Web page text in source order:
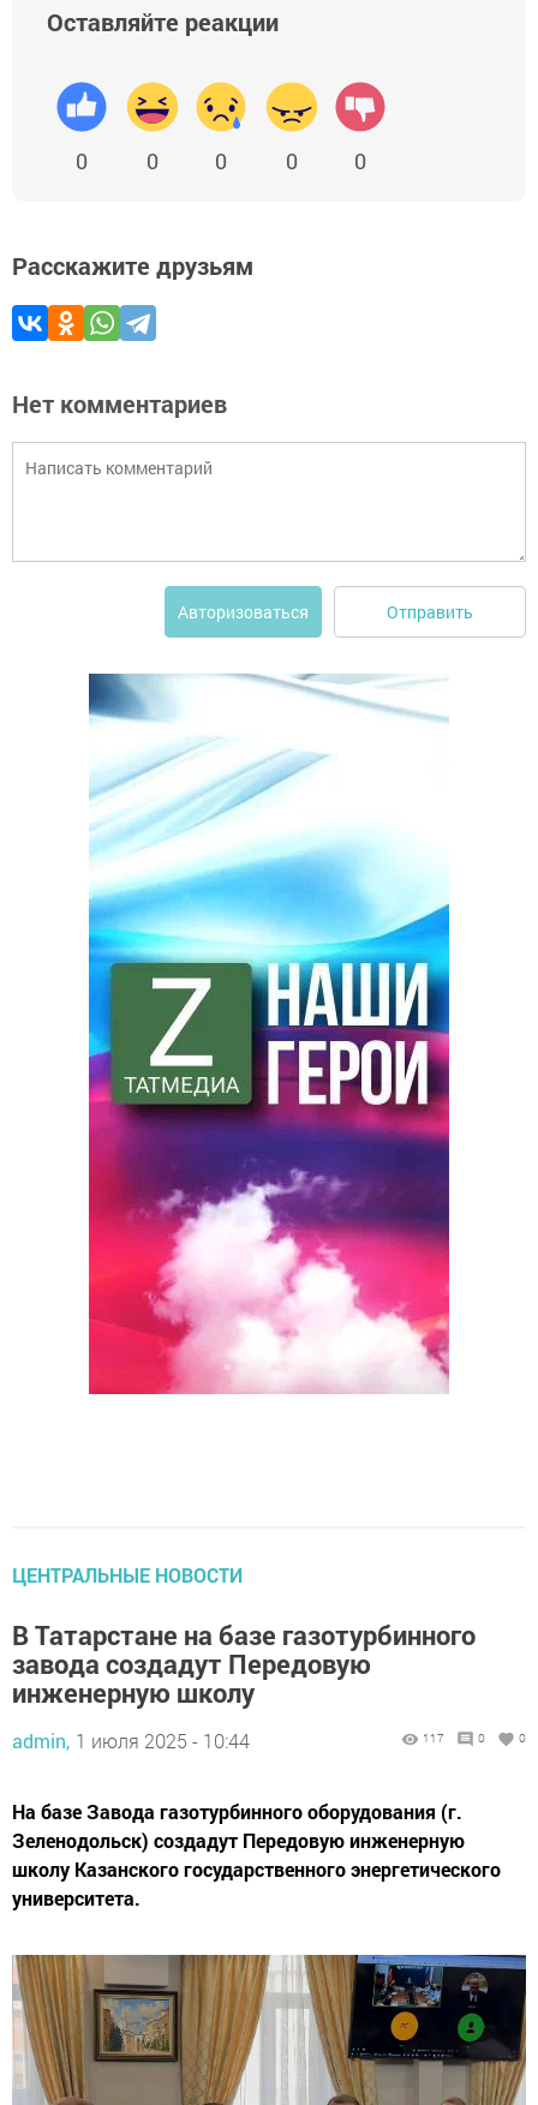
Оставляйте реакции
0 0 0 0 0
Расскажите друзьям
Нет комментариев
Авторизоваться Отправить
ЦЕНТРАЛЬНЫЕ НОВОСТИ
В Татарстане на базе газотурбинного
завода создадут Передовую
инженерную школу
admin, 1 июля 2025 - 10:44 117 0 0
На базе Завода газотурбинного оборудования (г.
Зеленодольск) создадут Передовую инженерную
школу Казанского государственного энергетического
университета.